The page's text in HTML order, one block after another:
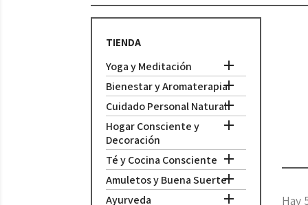
TIENDA
Yoga y Meditación 
Bienestar y Aromaterapia
Cuidado Personal Natural
Hogar Consciente y
Decoración

Té y Cocina Consciente 
Amuletos y Buena Suerte
Ayurveda  Hay